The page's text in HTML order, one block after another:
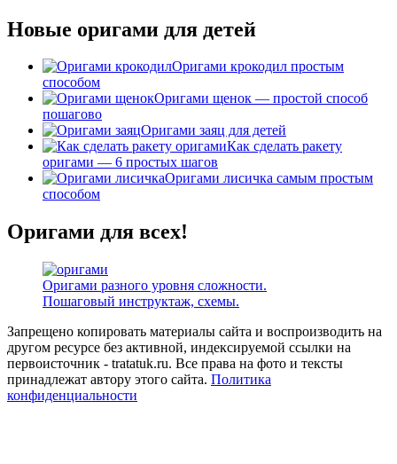
Новые оригами для детей
Оригами крокодил простым
способом
Оригами щенок — простой способ
пошагово
Оригами заяц для детей
Как сделать ракету
оригами — 6 простых шагов
Оригами лисичка самым простым
способом
Оригами для всех!
Оригами разного уровня сложности.
Пошаговый инструктаж, схемы.
Запрещено копировать материалы сайта и воспроизводить на
другом ресурсе без активной, индексируемой ссылки на
первоисточник - tratatuk.ru. Все права на фото и тексты
принадлежат автору этого сайта. Политика
конфиденциальности